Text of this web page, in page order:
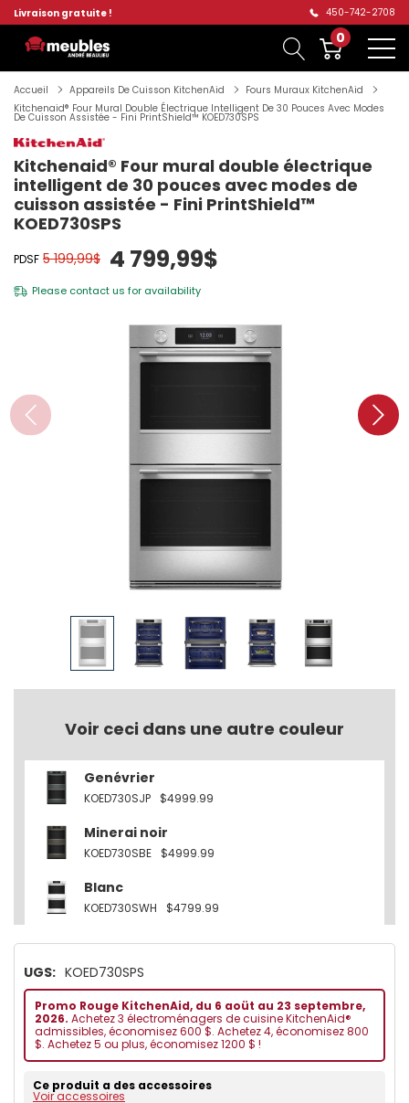
Livraison gratuite ! 450-742-2708
0
Accueil Appareils De Cuisson KitchenAid
Fours Muraux KitchenAid
Kitchenaid® Four Mural Double Électrique Intelligent De 30 Pouces Avec Modes
De Cuisson Assistée - Fini PrintShield™ KOED730SPS
Kitchenaid® Four mural double électrique
intelligent de 30 pouces avec modes de
cuisson assistée - Fini PrintShield™
KOED730SPS
PDSF 5 199,99$ 4 799,99$
Please contact us for availability
Voir ceci dans une autre couleur
Genévrier
KOED730SJP $4999.99
Minerai noir
KOED730SBE $4999.99
Blanc
KOED730SWH $4799.99
UGS: KOED730SPS
Promo Rouge KitchenAid, du 6 aoüt au 23 septembre,
2026. Achetez 3 électroménagers de cuisine KitchenAid®
admissibles, économisez 600 $. Achetez 4, économisez 800
$. Achetez 5 ou plus, économisez 1200 $ !
Ce produit a des accessoires
Voir accessoires